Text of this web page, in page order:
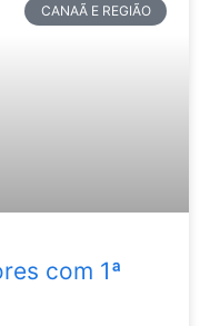
CANAÃ E REGIÃO
com 1ª